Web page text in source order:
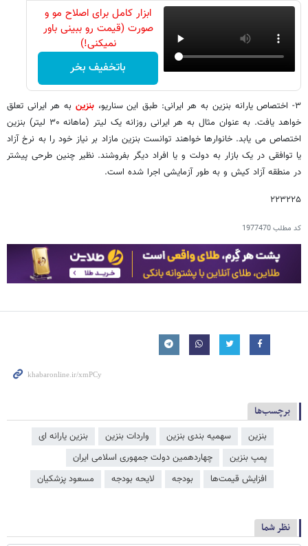
ابزار کامل برای اصلاح مو و
صورت (قیمت رو ببینی باور
نمیکنی!)
باتخفیف بخر
۳- اختصاص یارانه بنزین به هر ایرانی: طبق این سناریو، بنزین به هر ایرانی تعلق
خواهد یافت. به عنوان مثال به هر ایرانی روزانه یک لیتر (ماهانه ۳۰ لیتر) بنزین
اختصاص می یابد. خانوارها خواهند توانست بنزین مازاد بر نیاز خود را به نرخ آزاد
یا توافقی در یک بازار به دولت و یا افراد دیگر بفروشند. نظیر چنین طرحی پیشتر
در منطقه آزاد کیش و به طور آزمایشی اجرا شده است.
۲۲۳۲۲۵
کد مطلب1977470
برچسب‌ها
بنزین سهمیه بندی بنزین واردات بنزین
بنزین یارانه ای
پمپ بنزین
چهاردهمین دولت جمهوری اسلامی ایران
افزایش قیمت‌ها
بودجه لایحه بودجه مسعود پزشکیان
نظر شما